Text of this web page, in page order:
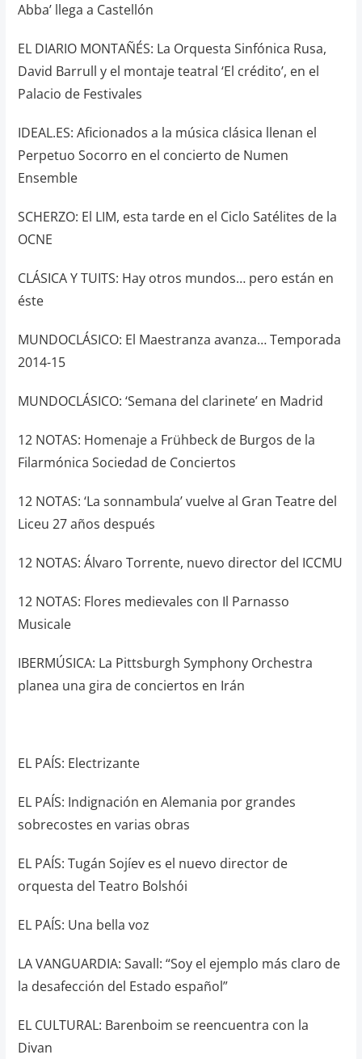
Abba’ llega a Castellón
EL DIARIO MONTAÑÉS: La Orquesta Sinfónica Rusa,
David Barrull y el montaje teatral ‘El crédito’, en el
Palacio de Festivales
IDEAL.ES: Aficionados a la música clásica llenan el
Perpetuo Socorro en el concierto de Numen
Ensemble
SCHERZO: El LIM, esta tarde en el Ciclo Satélites de la
OCNE
CLÁSICA Y TUITS: Hay otros mundos… pero están en
éste
MUNDOCLÁSICO: El Maestranza avanza… Temporada
2014-15
MUNDOCLÁSICO: ‘Semana del clarinete’ en Madrid
12 NOTAS: Homenaje a Frühbeck de Burgos de la
Filarmónica Sociedad de Conciertos
12 NOTAS: ‘La sonnambula’ vuelve al Gran Teatre del
Liceu 27 años después
12 NOTAS: Álvaro Torrente, nuevo director del ICCMU
12 NOTAS: Flores medievales con Il Parnasso
Musicale
IBERMÚSICA: La Pittsburgh Symphony Orchestra
planea una gira de conciertos en Irán
EL PAÍS: Electrizante
EL PAÍS: Indignación en Alemania por grandes
sobrecostes en varias obras
EL PAÍS: Tugán Sojíev es el nuevo director de
orquesta del Teatro Bolshói
EL PAÍS: Una bella voz
LA VANGUARDIA: Savall: “Soy el ejemplo más claro de
la desafección del Estado español”
EL CULTURAL: Barenboim se reencuentra con la
Divan